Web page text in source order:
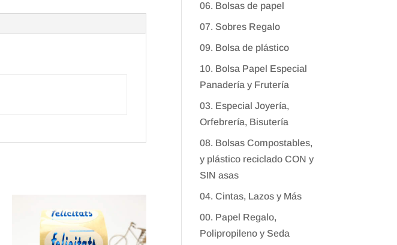
06. Bolsas de papel
07. Sobres Regalo
09. Bolsa de plástico
10. Bolsa Papel Especial
Panadería y Frutería
03. Especial Joyería,
Orfebrería, Bisutería
08. Bolsas Compostables,
y plástico reciclado CON y
SIN asas
04. Cintas, Lazos y Más
00. Papel Regalo,
Polipropileno y Seda